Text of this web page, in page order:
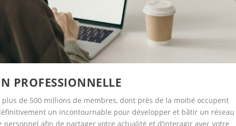
PROFESSIONNELLE
de 500 millions de membres, dont près de la moitié occupent
un incontournable pour développer et bâtir un réseau
personnel afin de partager votre actualité et d’interagir avec votre